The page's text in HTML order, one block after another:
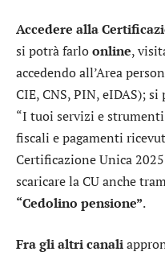
Accedere alla
si potrà farloonline,
accedendo all’Area
CIE, CNS, PIN, eIDAS);
“I tuoi servizi e
fiscali e pagamenti
Certificazione Unica
scaricare la CU anche
“Cedolino pensione”.
Fra gli altri canali